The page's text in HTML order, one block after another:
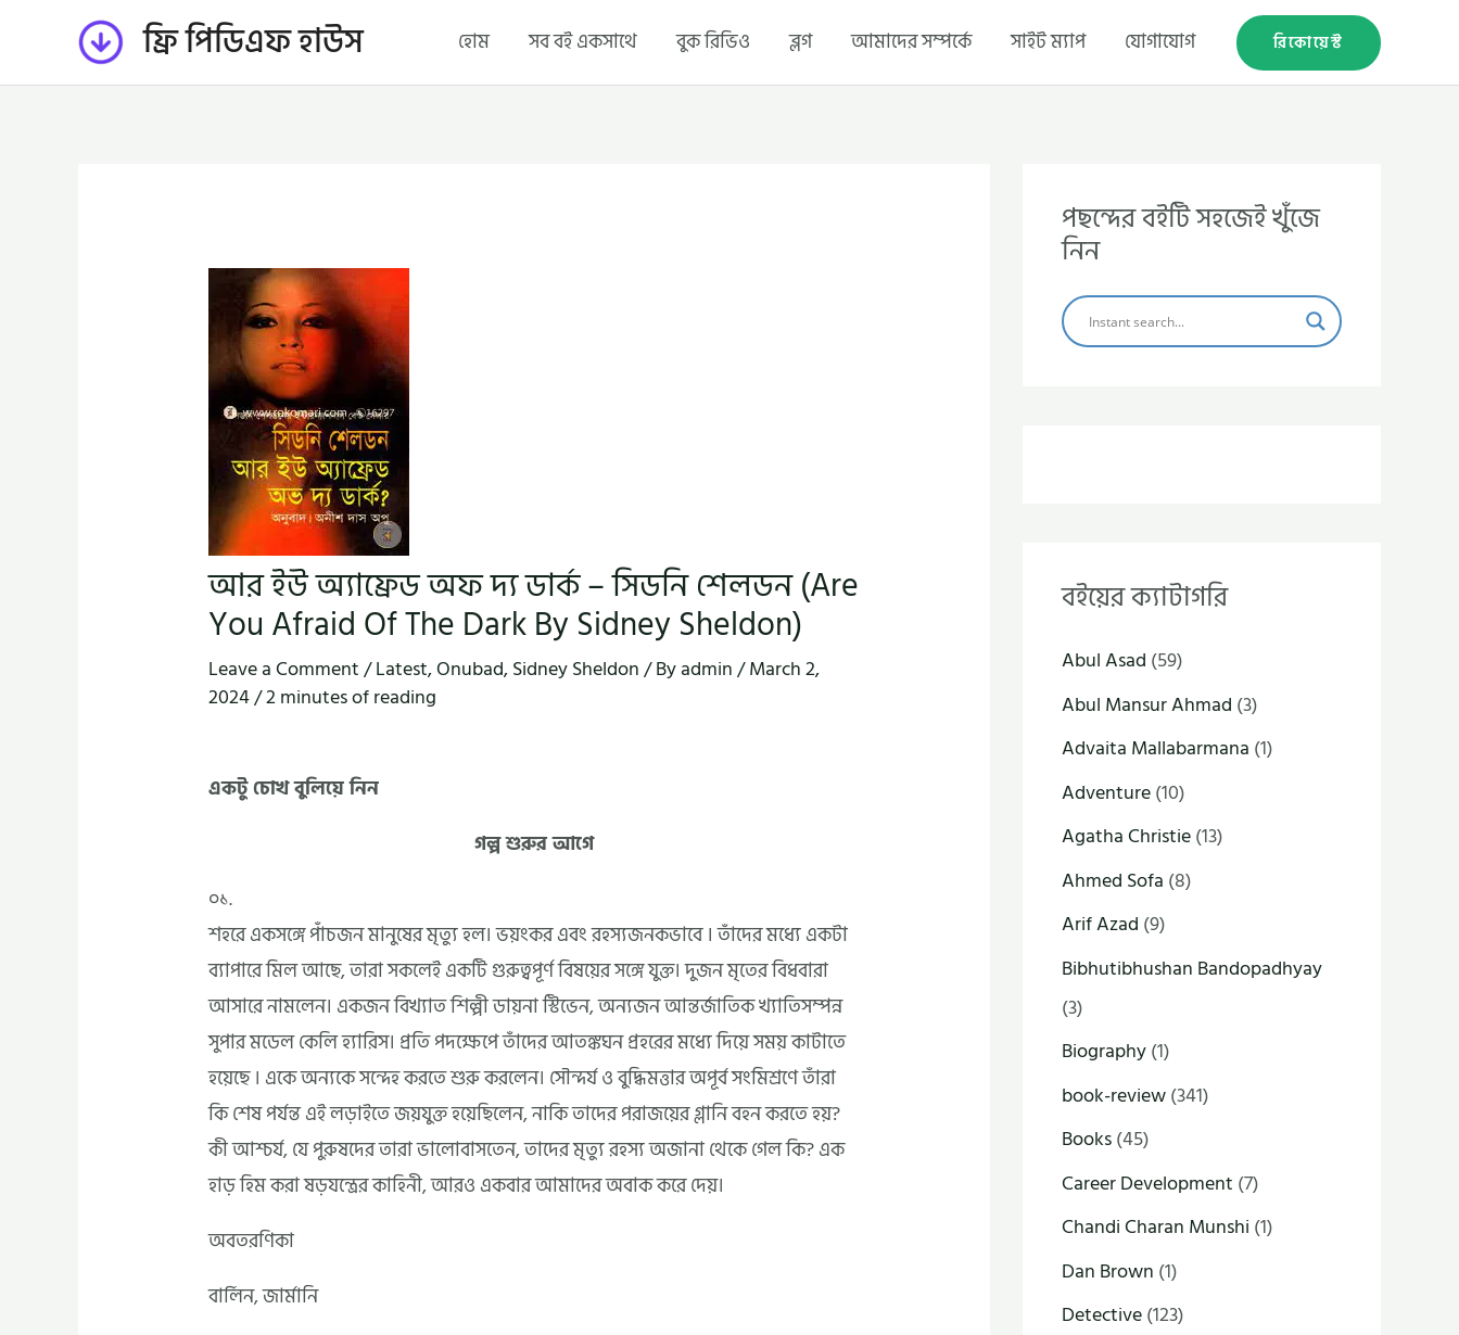
content
ফ্রি পিডিএফ হাউস হোম সব বই একসাথে বুক রিভিও ব্লগ আমাদের সম্পর্কে সাইট ম্যাপ যোগাযোগ রিকোয়েস্ট
আর ইউ অ্যাফ্রেড অফ দ্য ডার্ক – সিডনি শেলডন (Are
You Afraid Of The Dark By Sidney Sheldon)
Leave a Comment/Latest,Onubad,Sidney Sheldon/ Byadmin/March 2,
2024/2 minutes of reading
একটু চোখ বুলিয়ে নিন
গল্প শুরুর আগে
০১.
শহরে একসঙ্গে পাঁচজন মানুষের মৃত্যু হল। ভয়ংকর এবং রহস্যজনকভাবে । তাঁদের মধ্যে একটা
ব্যাপারে মিল আছে, তারা সকলেই একটি গুরুত্বপূর্ণ বিষয়ের সঙ্গে যুক্ত। দুজন মৃতের বিধবারা
আসারে নামলেন। একজন বিখ্যাত শিল্পী ডায়না স্টিভেন, অন্যজন আন্তর্জাতিক খ্যাতিসম্পন্ন
সুপার মডেল কেলি হ্যারিস। প্রতি পদক্ষেপে তাঁদের আতঙ্কঘন প্রহরের মধ্যে দিয়ে সময় কাটাতে
হয়েছে । একে অন্যকে সন্দেহ করতে শুরু করলেন। সৌন্দর্য ও বুদ্ধিমত্তার অপূর্ব সংমিশ্রণে তাঁরা
কি শেষ পর্যন্ত এই লড়াইতে জয়যুক্ত হয়েছিলেন, নাকি তাদের পরাজয়ের গ্লানি বহন করতে হয়?
কী আশ্চর্য, যে পুরুষদের তারা ভালোবাসতেন, তাদের মৃত্যু রহস্য অজানা থেকে গেল কি? এক
হাড় হিম করা ষড়যন্ত্রের কাহিনী, আরও একবার আমাদের অবাক করে দেয়।
অবতরণিকা
বার্লিন, জার্মানি
পছন্দের বইটি সহজেই খুঁজে
নিন
বইয়ের ক্যাটাগরি
Abul Asad (59)
Abul Mansur Ahmad (3)
Advaita Mallabarmana (1)
Adventure(10)
Agatha Christie(13)
Ahmed Sofa (8)
Arif Azad (9)
Bibhutibhushan Bandopadhyay
(3)
Biography(1)
book-review(341)
Books(45)
Career Development (7)
Chandi Charan Munshi (1)
Dan Brown (1)
Detective(123)